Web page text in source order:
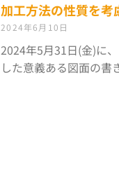
加工方法の性質を
2024年6月10日
2024年5月31日(金)に
した意義ある図面の